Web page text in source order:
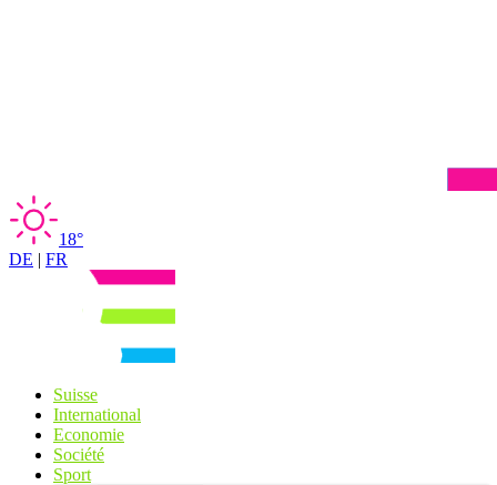
18°
DE | FR
Suisse
International
Economie
Société
Sport